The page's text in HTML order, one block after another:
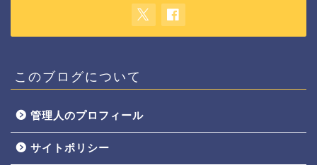
このブログについて
管理人のプロフィール
サイトポリシー